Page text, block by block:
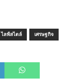
ไลฟ์สไตล์ เศรษฐกิจ